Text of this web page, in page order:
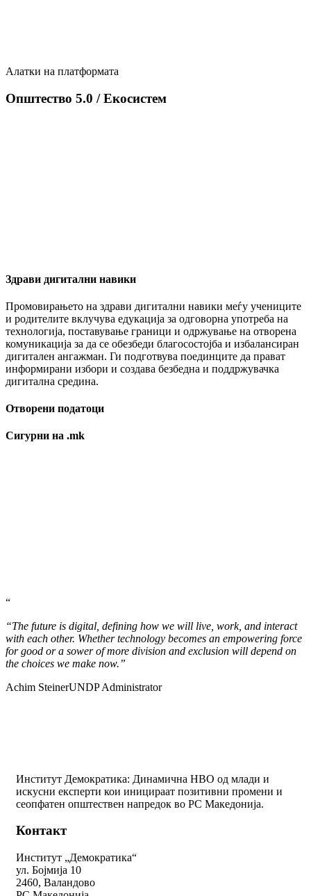
Алатки на платформата
Општество 5.0 / Екосистем
Здрави дигитални навики
Промовирањето на здрави дигитални навики меѓу учениците
и родителите вклучува едукација за одговорна употреба на
технологија, поставување граници и одржување на отворена
комуникација за да се обезбеди благосостојба и избалансиран
дигитален ангажман. Ги подготвува поединците да прават
информирани избори и создава безбедна и поддржувачка
дигитална средина.
Отворени податоци
Сигурни на .mk
“
“The future is digital, defining how we will live, work, and interact
with each other. Whether technology becomes an empowering force
for good or a sower of more division and exclusion will depend on
the choices we make now.”
Achim SteinerUNDP Administrator
Институт Демократика: Динамична НВО од млади и
искусни експерти кои иницираат позитивни промени и
сеопфатен општествен напредок во РС Македонија.
Контакт
Институт „Демократика“
ул. Бојмија 10
2460, Валандово